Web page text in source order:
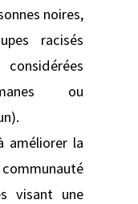
noires,
racisés
ou
améliorer la
visant une